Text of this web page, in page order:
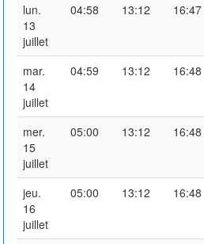
lun.
13
juillet
04:58 13:12 16:47
mar.
14
juillet
04:59 13:12 16:48
mer.
15
juillet
05:00 13:12 16:48
jeu.
16
juillet
05:00 13:12 16:48